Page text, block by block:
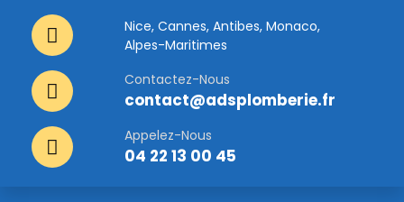
Nice, Cannes, Antibes, Monaco,
Alpes-Maritimes
Contactez-Nous
contact@adsplomberie.fr
Appelez-Nous
04 22 13 00 45